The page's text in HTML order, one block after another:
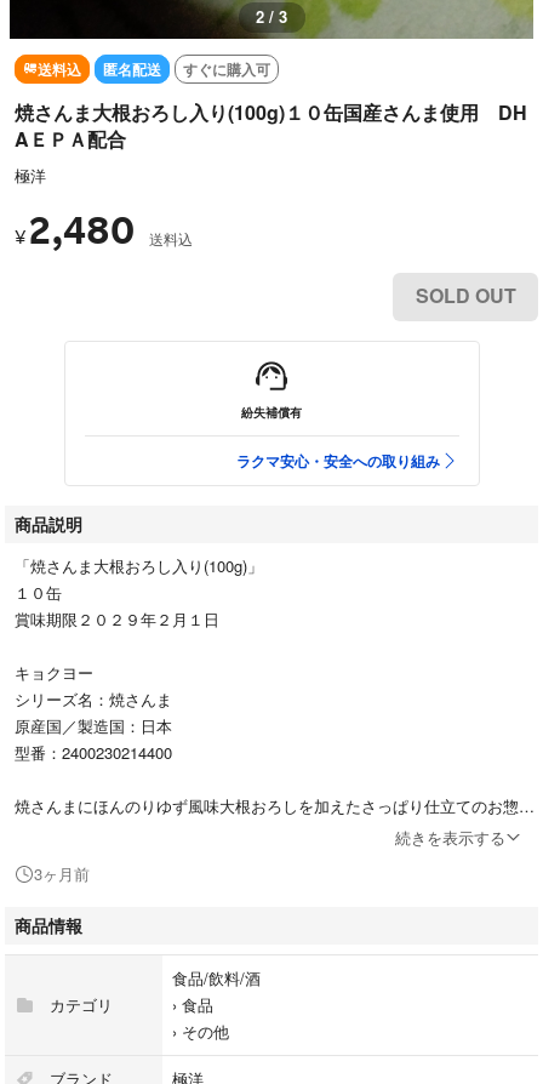
2 / 3
送料込 匿名配送 すぐに購入可
焼さんま大根おろし入り(100g)１０缶国産さんま使用 DH
AＥＰＡ配合
極洋
¥ 2,480 送料込
SOLD OUT
紛失補償有
ラクマ安心・安全への取り組み
商品説明
「焼さんま大根おろし入り(100g)」
１０缶
賞味期限２０２９年２月１日
キョクヨー
シリーズ名：焼さんま
原産国／製造国：日本
型番：2400230214400
焼さんまにほんのりゆず風味大根おろしを加えたさっぱり仕立てのお惣菜
国産さんま使用で安心
DHAＥＰＡ配合で栄養豊富
簡単にに食べられカルシウム蛋白質補給にぴったり。
保存食として備蓄していざという時に役立ちます。
続きを表示する
3ヶ月前
商品情報
カテゴリ
食品/飲料/酒
› 食品
› その他
ブランド 極洋